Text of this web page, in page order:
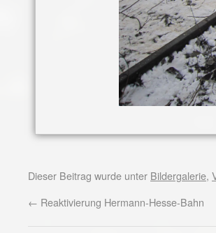
Dieser Beitrag wurde unter Bildergalerie,
← Reaktivierung Hermann-Hesse-Bahn